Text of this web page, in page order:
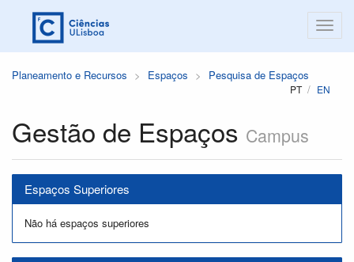
Planeamento e Recursos Espaços Pesquisa de Espaços
PT EN
Gestão de Espaços Campus
Espaços Superiores
Não há espaços superiores